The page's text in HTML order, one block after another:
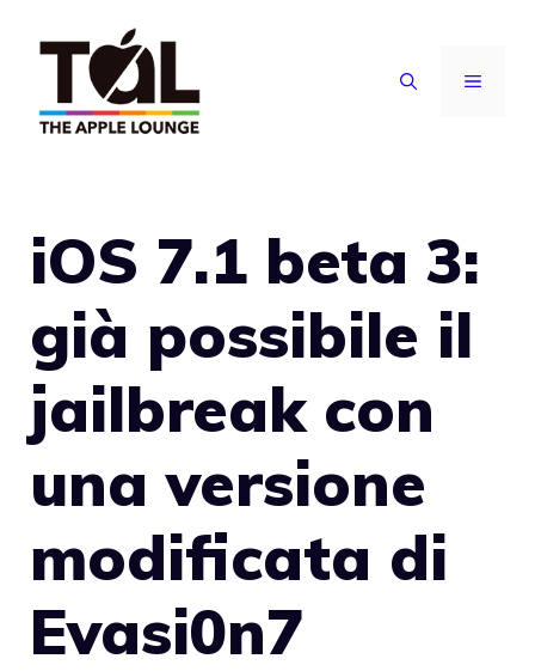
contenuto
MENU
iOS 7.1 beta 3:
già possibile il
jailbreak con
una versione
modificata di
Evasi0n7